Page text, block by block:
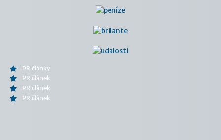
PR články
PR článek
PR článek
PR článek